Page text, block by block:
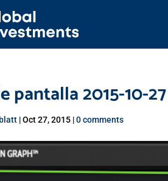
pantalla 2015-10-27
|Oct 27, 2015 |0 comments